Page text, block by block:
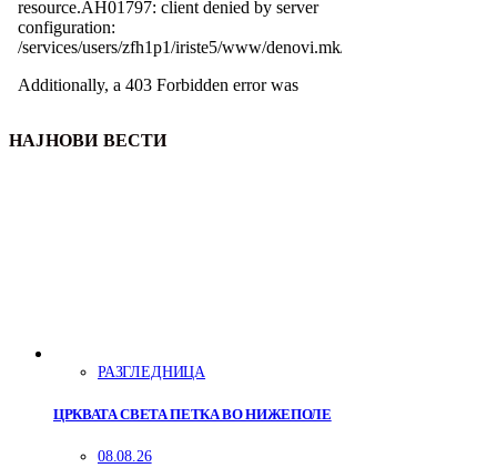
НАЈНОВИ ВЕСТИ
РАЗГЛЕДНИЦА
ЦРКВАТА СВЕТА ПЕТКА ВО НИЖЕПОЛЕ
08.08.26